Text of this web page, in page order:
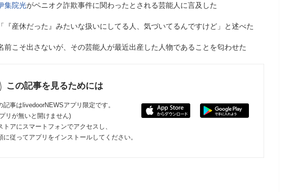
集院光がペニオク詐欺事件に関わったとされる芸能人に言及した
「『産休だった』みたいな扱いにしてる人、気づいてるんですけど」と述べた
前こそ出さないが、その芸能人が最近出産した人物であることを匂わせた
この記事を見るためには
記事はlivedoorNEWSアプリ限定です。
リが無いと開けません)
トアにスマートフォンでアクセスし、
に従ってアプリをインストールしてください。